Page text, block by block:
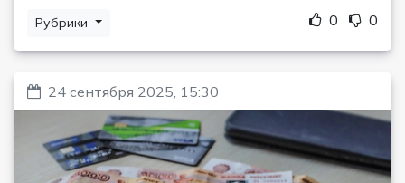
Рубрики 0 0
24 сентября 2025, 15:30